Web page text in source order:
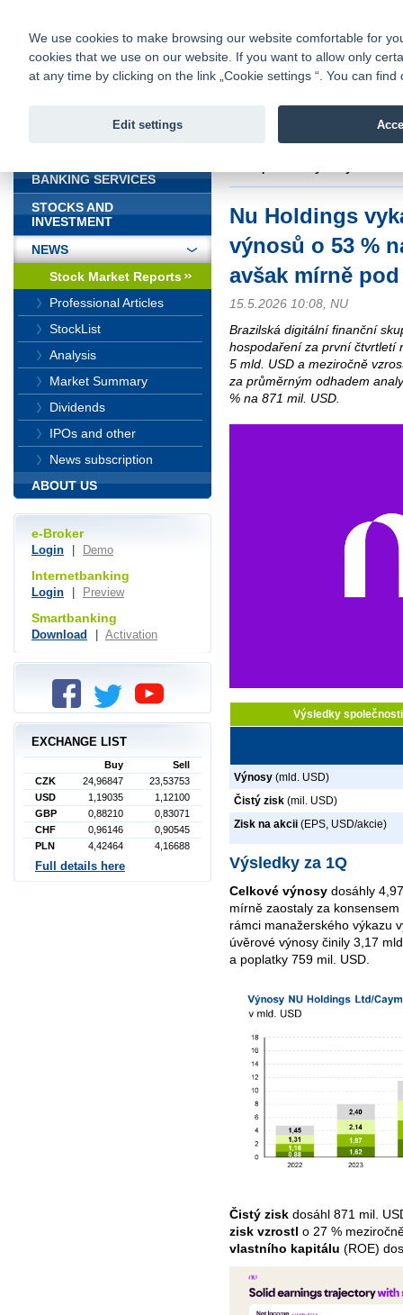
Fio bank
Fio banka
Nu Holdings
výnosů o 53 %
avšak mírně
15.5.2026 10:08, NU
Brazilská digitální finanční
hospodaření za první čtvrtletí
5 mld. USD a meziročně
za průměrným odhadem
% na 871 mil. USD.
Výsledky společnosti
Výnosy (mld. USD)
Čistý zisk (mil. USD)
Zisk na akcii (EPS, USD/akcie)
Výsledky za 1Q
Celkové výnosy dosáhly
mírně zaostaly za
rámci manažerského výkazu
úvěrové výnosy činily 3,17
a poplatky 759 mil. USD.
Čistý zisk dosáhl 871 mil.
zisk vzrostl o 27 %
vlastního kapitálu (ROE)
BANKING SERVICES
STOCKS AND
INVESTMENT
NEWS
Stock Market Reports
Professional Articles
StockList
Analysis
Market Summary
Dividends
IPOs and other
News subscription
ABOUT US
e-Broker
Login Demo
Internetbanking
Login Preview
Smartbanking
Download Activation
EXCHANGE LIST
Buy
Sell
CZK
24,96847
23,53753
USD
1,19035
1,12100
GBP
0,88210
0,83071
CHF
0,96146
0,90545
PLN
4,42464 4,16688
Full details here
We use cookies to make browsing our website comfortable for
cookies that we use on our website. If you want to allow only
at any time by clicking on the link „Cookie settings “. You can
Edit settings